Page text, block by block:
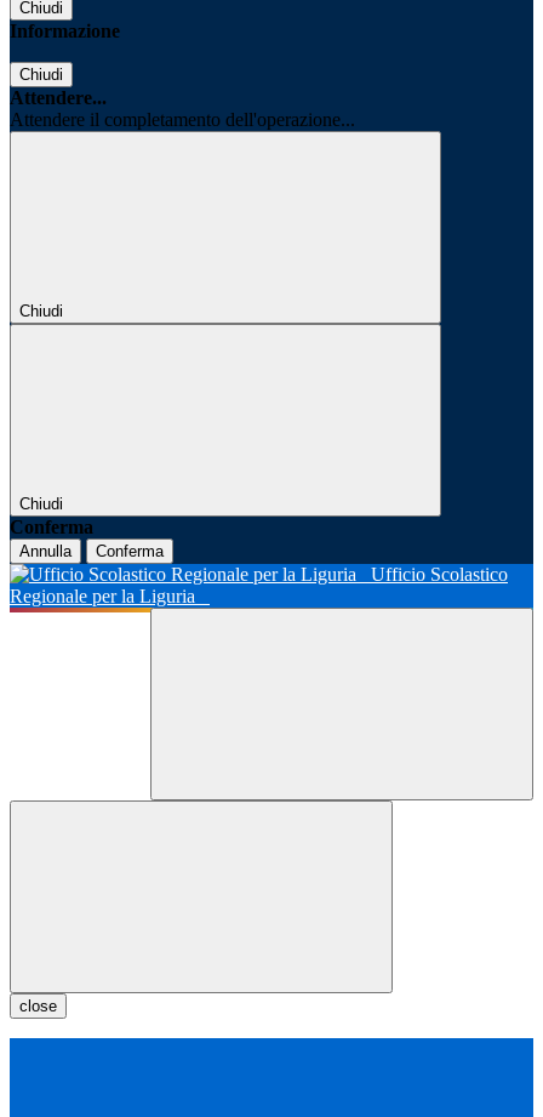
Chiudi
Informazione
Chiudi
Attendere...
Attendere il completamento dell'operazione...
Chiudi
Chiudi
Conferma
Annulla Conferma
Ufficio Scolastico
Regionale per la Liguria
close